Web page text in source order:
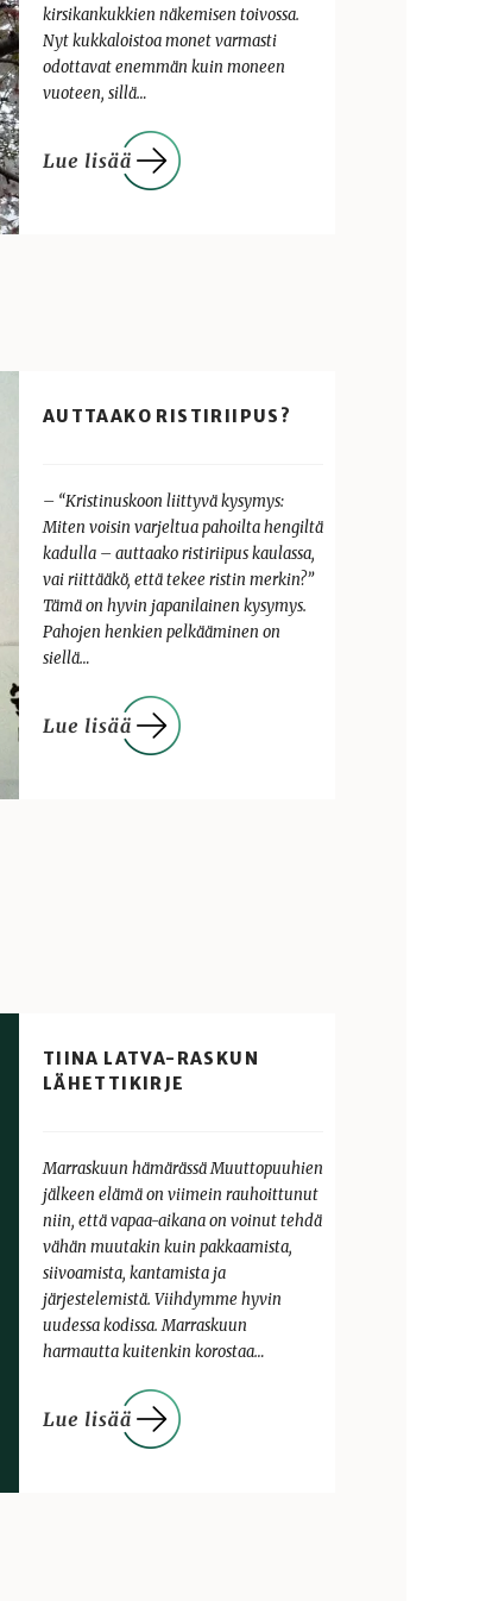
kirsikankukkien näkemisen toivossa.
Nyt kukkaloistoa monet varmasti
odottavat enemmän kuin moneen
vuoteen, sillä…
AUTTAAKO RISTIRIIPUS?
– “Kristinuskoon liittyvä kysymys:
Miten voisin varjeltua pahoilta hengiltä
kadulla – auttaako ristiriipus kaulassa,
vai riittääkö, että tekee ristin merkin?”
Tämä on hyvin japanilainen kysymys.
Pahojen henkien pelkääminen on
siellä…
TIINA LATVA-RASKUN
LÄHETTIKIRJE
Marraskuun hämärässä Muuttopuuhien
jälkeen elämä on viimein rauhoittunut
niin, että vapaa-aikana on voinut tehdä
vähän muutakin kuin pakkaamista,
siivoamista, kantamista ja
järjestelemistä. Viihdymme hyvin
uudessa kodissa. Marraskuun
harmautta kuitenkin korostaa…